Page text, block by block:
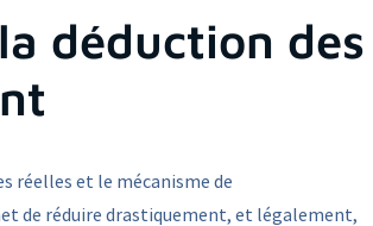
déduction des
réelles et le mécanisme de
de réduire drastiquement, et légalement,